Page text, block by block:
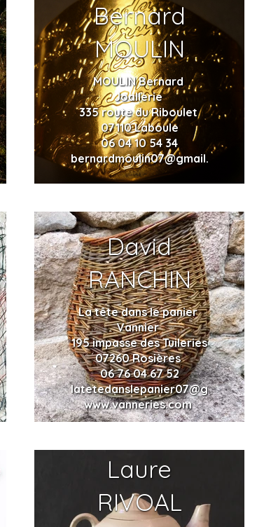
Bernard
MOULIN
MOULIN Bernard
Joallerie
335 route du Riboulet
07110 Laboule
06 04 10 54 34
bernardmoulin07@gmail.com
David
RANCHIN
La tête dans le panier
Vannier
195 impasse des Tuileries
07260 Rosières
06 76 04 67 52
latetedanslepanier07@gmail.com
www.vanneries.com
Laure
RIVOAL